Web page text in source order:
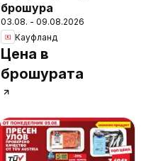
брошура
03.08. - 09.08.2026
Кауфланд
Цена в
брошурата